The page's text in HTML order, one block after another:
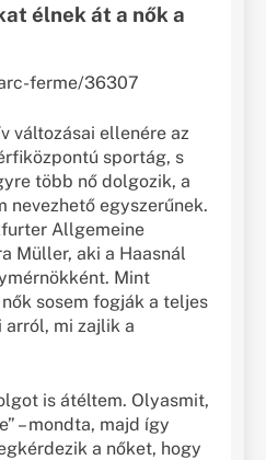
élnek át a nők a
ferme/36307
változásai ellenére az
sportág, s
több nő dolgozik, a
nevezhető egyszerűnek.
Allgemeine
Müller, aki a Haasnál
Mint
sosem fogják a teljes
arról, mi zajlik a
is átéltem. Olyasmit,
– mondta, majd így
a nőket, hogy